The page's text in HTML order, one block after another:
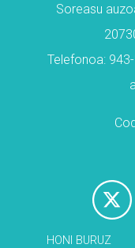
Soreasu
Telefonoa:
HONI BURUZ